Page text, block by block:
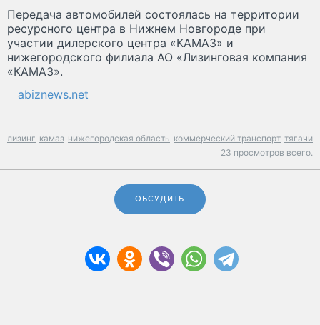
Передача автомобилей состоялась на территории
ресурсного центра в Нижнем Новгороде при
участии дилерского центра «КАМАЗ» и
нижегородского филиала АО «Лизинговая компания
«КАМАЗ».
abiznews.net
лизинг камаз нижегородская область коммерческий транспорт тягачи
23 просмотров всего.
ОБСУДИТЬ